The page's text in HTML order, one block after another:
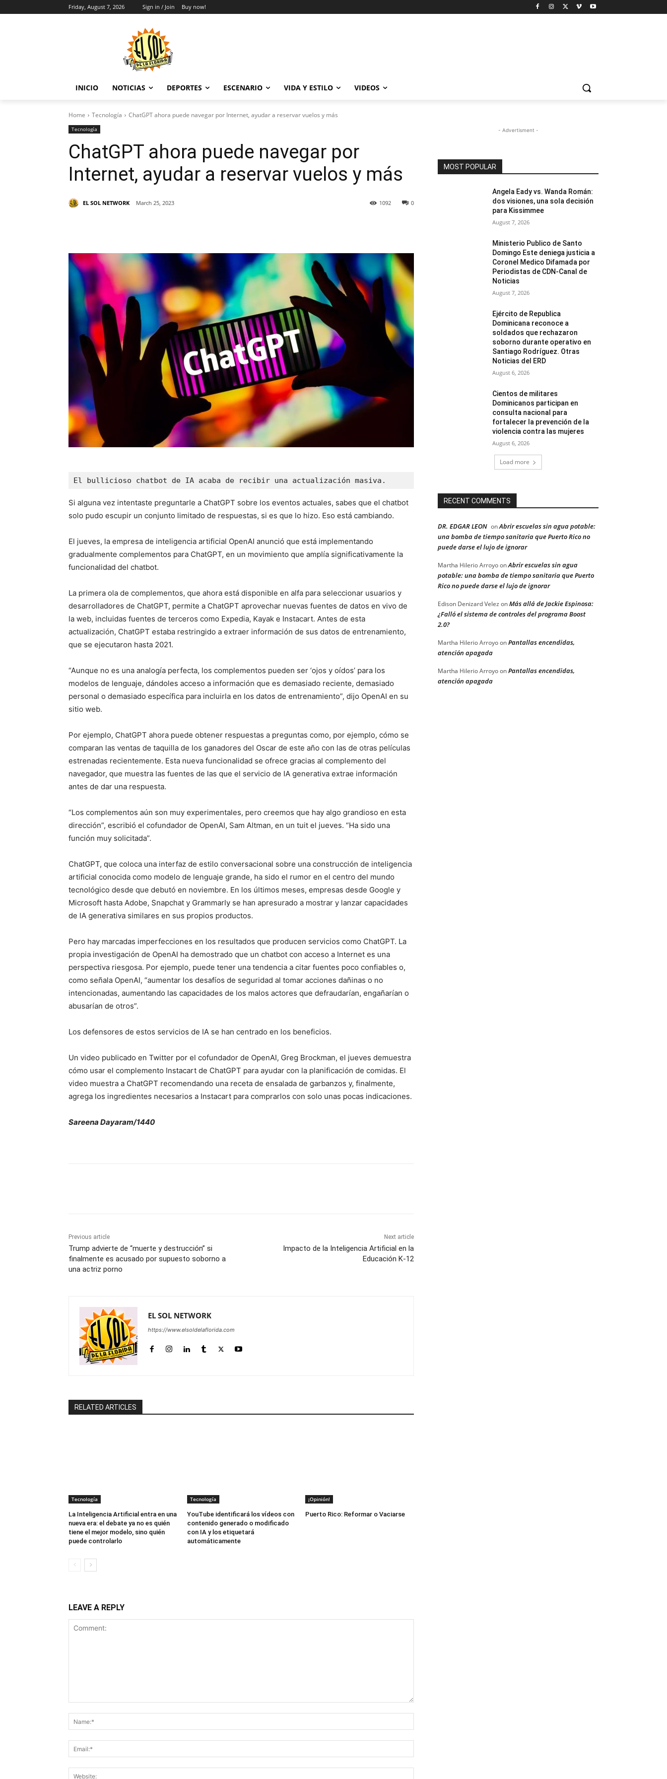
Friday, August 7, 2026 Sign in / Join Buy now!
INICIO NOTICIAS DEPORTES ESCENARIO VIDA Y ESTILO VIDEOS
Home Tecnología ChatGPT ahora puede navegar por Internet, ayudar a reservar vuelos y más
Tecnología
ChatGPT ahora puede navegar por
Internet, ayudar a reservar vuelos y más
EL SOL NETWORK March 25, 2023 0
1092
El bullicioso chatbot de IA acaba de recibir una actualización masiva.
Si alguna vez intentaste preguntarle a ChatGPT sobre los eventos actuales, sabes que el chatbot
solo pudo escupir un conjunto limitado de respuestas, si es que lo hizo. Eso está cambiando.
El jueves, la empresa de inteligencia artificial OpenAI anunció que está implementando
gradualmente complementos para ChatGPT, en un movimiento que amplía significativamente la
funcionalidad del chatbot.
La primera ola de complementos, que ahora está disponible en alfa para seleccionar usuarios y
desarrolladores de ChatGPT, permite a ChatGPT aprovechar nuevas fuentes de datos en vivo de
la web, incluidas fuentes de terceros como Expedia, Kayak e Instacart. Antes de esta
actualización, ChatGPT estaba restringido a extraer información de sus datos de entrenamiento,
que se ejecutaron hasta 2021.
“Aunque no es una analogía perfecta, los complementos pueden ser ‘ojos y oídos’ para los
modelos de lenguaje, dándoles acceso a información que es demasiado reciente, demasiado
personal o demasiado específica para incluirla en los datos de entrenamiento”, dijo OpenAI en su
sitio web.
Por ejemplo, ChatGPT ahora puede obtener respuestas a preguntas como, por ejemplo, cómo se
comparan las ventas de taquilla de los ganadores del Oscar de este año con las de otras películas
estrenadas recientemente. Esta nueva funcionalidad se ofrece gracias al complemento del
navegador, que muestra las fuentes de las que el servicio de IA generativa extrae información
antes de dar una respuesta.
“Los complementos aún son muy experimentales, pero creemos que hay algo grandioso en esta
dirección”, escribió el cofundador de OpenAI, Sam Altman, en un tuit el jueves. “Ha sido una
función muy solicitada”.
ChatGPT, que coloca una interfaz de estilo conversacional sobre una construcción de inteligencia
artificial conocida como modelo de lenguaje grande, ha sido el rumor en el centro del mundo
tecnológico desde que debutó en noviembre. En los últimos meses, empresas desde Google y
Microsoft hasta Adobe, Snapchat y Grammarly se han apresurado a mostrar y lanzar capacidades
de IA generativa similares en sus propios productos.
Pero hay marcadas imperfecciones en los resultados que producen servicios como ChatGPT. La
propia investigación de OpenAI ha demostrado que un chatbot con acceso a Internet es una
perspectiva riesgosa. Por ejemplo, puede tener una tendencia a citar fuentes poco confiables o,
como señala OpenAI, “aumentar los desafíos de seguridad al tomar acciones dañinas o no
intencionadas, aumentando las capacidades de los malos actores que defraudarían, engañarían o
abusarían de otros”.
Los defensores de estos servicios de IA se han centrado en los beneficios.
Un video publicado en Twitter por el cofundador de OpenAI, Greg Brockman, el jueves demuestra
cómo usar el complemento Instacart de ChatGPT para ayudar con la planificación de comidas. El
video muestra a ChatGPT recomendando una receta de ensalada de garbanzos y, finalmente,
agrega los ingredientes necesarios a Instacart para comprarlos con solo unas pocas indicaciones.
Sareena Dayaram/1440
Previous article
Trump advierte de “muerte y destrucción” si
finalmente es acusado por supuesto soborno a
una actriz porno
Next article
Impacto de la Inteligencia Artificial en la
Educación K-12
EL SOL NETWORK
https://www.elsoldelaflorida.com
RELATED ARTICLES
Tecnología
La Inteligencia Artificial entra en una
nueva era: el debate ya no es quién
tiene el mejor modelo, sino quién
puede controlarlo
Tecnología
YouTube identificará los vídeos con
contenido generado o modificado
con IA y los etiquetará
automáticamente
¡Opinión!
Puerto Rico: Reformar o Vaciarse
LEAVE A REPLY
- Advertisment -
MOST POPULAR
Angela Eady vs. Wanda Román:
dos visiones, una sola decisión
para Kissimmee
August 7, 2026
Ministerio Publico de Santo
Domingo Este deniega justicia a
Coronel Medico Difamada por
Periodistas de CDN-Canal de
Noticias
August 7, 2026
Ejército de Republica
Dominicana reconoce a
soldados que rechazaron
soborno durante operativo en
Santiago Rodríguez. Otras
Noticias del ERD
August 6, 2026
Cientos de militares
Dominicanos participan en
consulta nacional para
fortalecer la prevención de la
violencia contra las mujeres
August 6, 2026
Load more
RECENT COMMENTS
DR. EDGAR LEON onAbrir escuelas sin agua potable:
una bomba de tiempo sanitaria que Puerto Rico no
puede darse el lujo de ignorar
Martha Hilerio ArroyoonAbrir escuelas sin agua
potable: una bomba de tiempo sanitaria que Puerto
Rico no puede darse el lujo de ignorar
Edison Denizard Velez onMás allá de Jackie Espinosa:
¿Falló el sistema de controles del programa Boost
2.0?
Martha Hilerio ArroyoonPantallas encendidas,
atención apagada
Martha Hilerio ArroyoonPantallas encendidas,
atención apagada